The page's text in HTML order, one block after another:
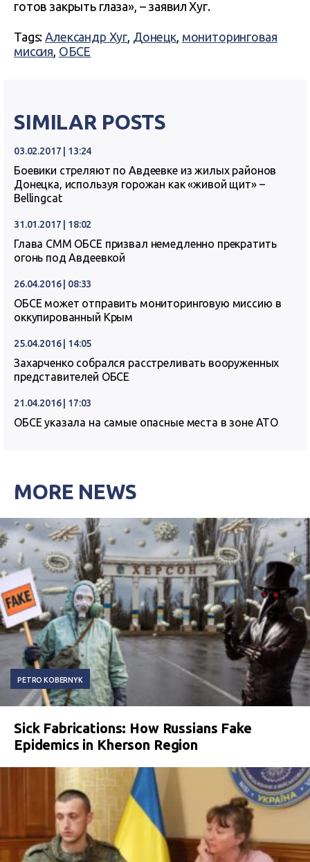
готов закрыть глаза», – заявил Хуг.
Tags: Александр Хуг Донецк, мониторинговая
миссия ОБСЕ
SIMILAR POSTS
03.02.2017 | 13:24
Боевики стреляют по Авдеевке из жилых районов
Донецка, используя горожан как «живой щит» –
Bellingcat
31.01.2017 | 18:02
Глава СММ ОБСЕ призвал немедленно прекратить
огонь под Авдеевкой
26.04.2016 | 08:33
ОБСЕ может отправить мониторинговую миссию в
оккупированный Крым
25.04.2016 | 14:05
Захарченко собрался расстреливать вооруженных
представителей ОБСЕ
21.04.2016 | 17:03
ОБСЕ указала на самые опасные места в зоне АТО
MORE NEWS
PETRO KOBERNYK
Sick Fabrications: How Russians Fake
Epidemics in Kherson Region